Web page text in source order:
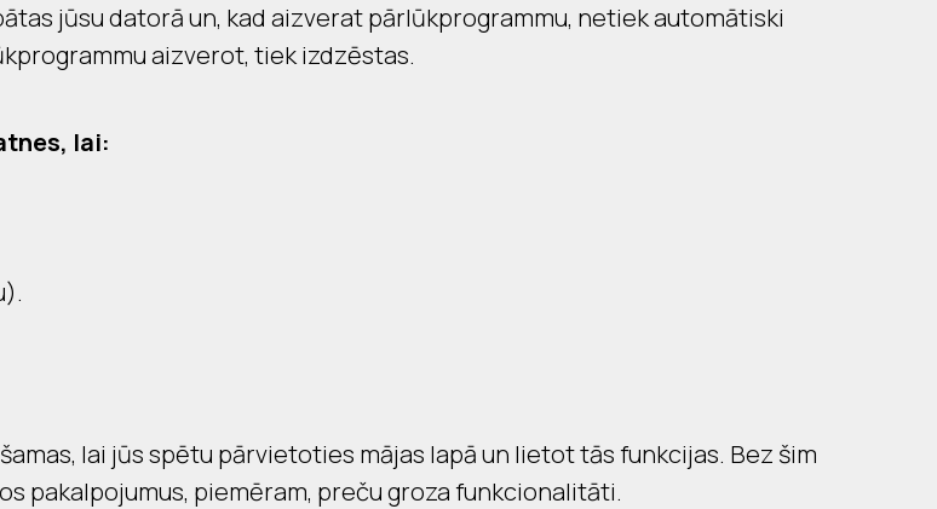
jūsu datorā un, kad aizverat pārlūkprogrammu, netiek automātiski
aizverot, tiek izdzēstas.
lai:
lai jūs spētu pārvietoties mājas lapā un lietot tās funkcijas. Bez šim
pakalpojumus, piemēram, preču groza funkcionalitāti.